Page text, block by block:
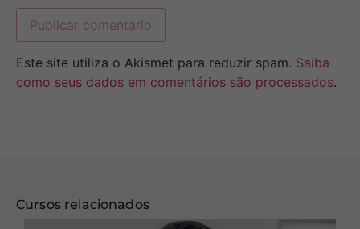
Este site utiliza o Akismet para reduzir spam. Saiba
como seus dados em comentários são processados.
Cursos relacionados